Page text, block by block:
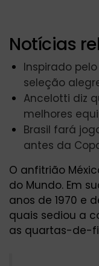
Notícias
Inspirado
seleção
Ancelotti diz
melhores
Brasil fará
antes da
O anfitrião
do Mundo. Em
anos de 1970 e
quais sediou a
as quartas-de-